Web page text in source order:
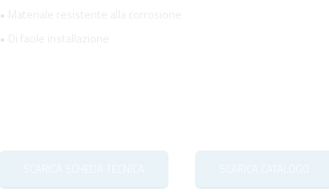
• Materiale resistente alla corrosione
• Di facile installazione